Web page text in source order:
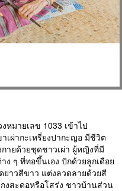
หมายเลข 1033 เข้าไป
เผ่ากะเหรี่ยงปากะญอ มีชีวิต
ายด้วยชุดชาวเผ่า ผู้หญิงที่มี
ๆ ที่ทอขึ้นเอง ปักด้วยลูกเดือย
าวสีขาว แต่งลวดลายด้วยสี
งสะดอหรือโสร่ง ชาวบ้านส่วน